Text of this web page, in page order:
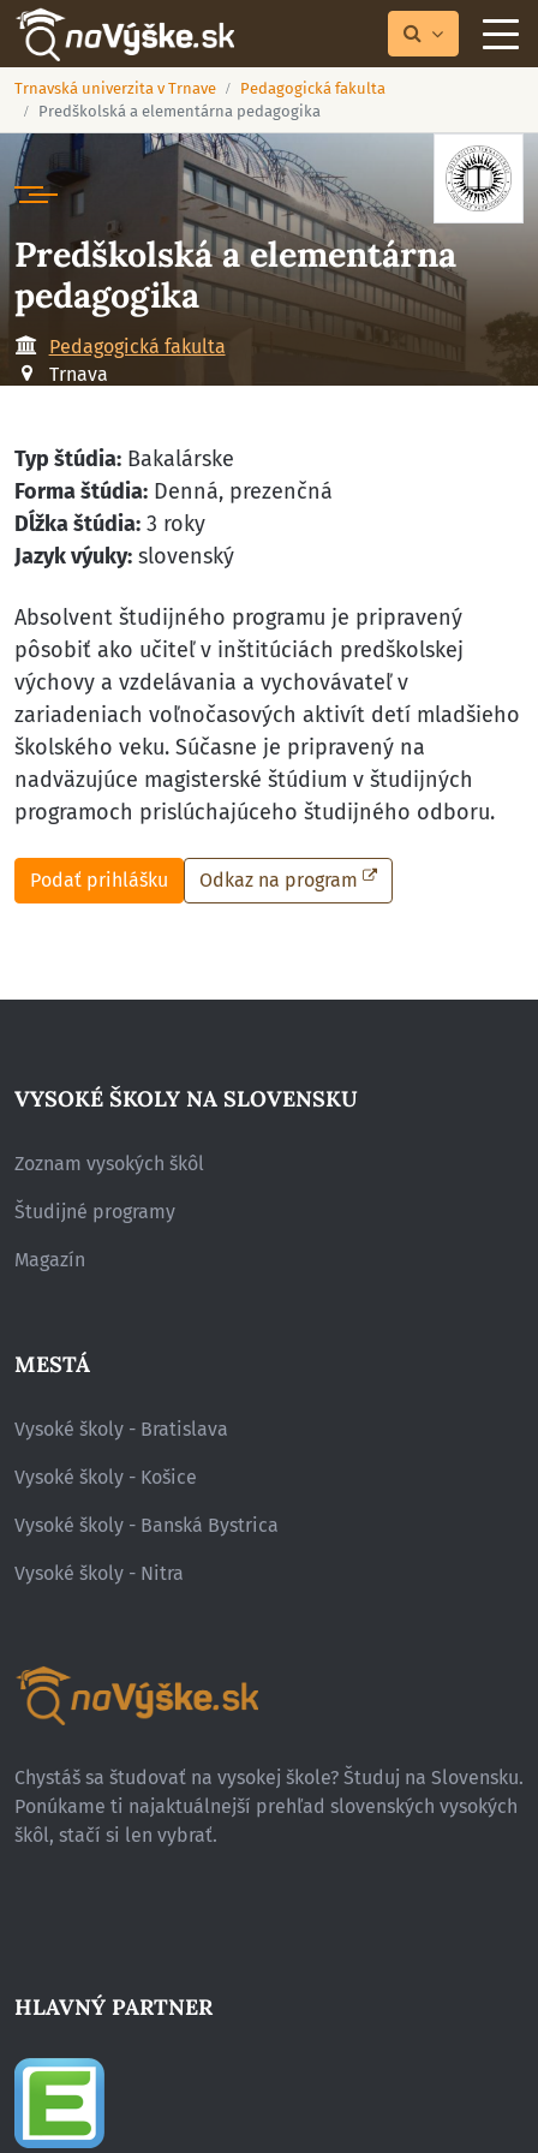
Trnavská univerzita v Trnave
Pedagogická fakulta
Predškolská a elementárna pedagogika
Predškolská a elementárna
pedagogika
Pedagogická fakulta
Trnava
Typ štúdia: Bakalárske
Forma štúdia: Denná, prezenčná
Dĺžka štúdia: 3 roky
Jazyk výuky: slovenský
Absolvent študijného programu je pripravený
pôsobiť ako učiteľ v inštitúciách predškolskej
výchovy a vzdelávania a vychovávateľ v
zariadeniach voľnočasových aktivít detí mladšieho
školského veku. Súčasne je pripravený na
nadväzujúce magisterské štúdium v študijných
programoch prislúchajúceho študijného odboru.
Podať prihlášku Odkaz na program
VYSOKÉ ŠKOLY NA SLOVENSKU
Zoznam vysokých škôl
Študijné programy
Magazín
MESTÁ
Vysoké školy - Bratislava
Vysoké školy - Košice
Vysoké školy - Banská Bystrica
Vysoké školy - Nitra
Chystáš sa študovať na vysokej škole? Študuj na Slovensku.
Ponúkame ti najaktuálnejší prehľad slovenských vysokých
škôl, stačí si len vybrať.
HLAVNÝ PARTNER